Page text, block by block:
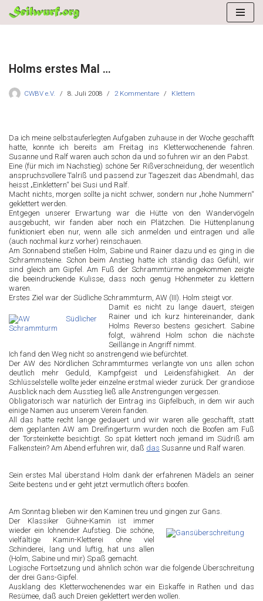
Holms erstes Mal …
CWBV e.V. 8. Juli 2008 2 Kommentare Klettern
Da ich meine selbstauferlegten Aufgaben zuhause in der Woche geschafft
hatte, konnte ich bereits am Freitag ins Kletterwochenende fahren.
Susanne und Ralf waren auch schon da und so fuhren wir an den Pabst.
Eine (für mich im Nachstieg) schöne 5er Rißverschneidung, der wesentlich
anspruchsvollere Talriß und passend zur Tageszeit das Abendmahl, das
heisst „Einklettern“ bei Susi und Ralf.
Macht nichts, morgen sollte ja nicht schwer, sondern nur „hohe Nummern“
geklettert werden.
Entgegen unserer Erwartung war die Hütte von den Wandervögeln
ausgebucht, wir fanden aber noch ein Plätzchen. Die Hüttenplanung
funktioniert eben nur, wenn alle sich anmelden und eintragen und alle
(auch nochmal kurz vorher) reinschauen.
Am Sonnabend stießen Holm, Sabine und Rainer dazu und es ging in die
Schrammsteine. Schon beim Anstieg hatte ich ständig das Gefühl, wir
sind gleich am Gipfel. Am Fuß der Schrammtürme angekommen zeigte
die beeindruckende Kulisse, dass noch genug Höhenmeter zu klettern
waren.
Erstes Ziel war der Südliche Schrammturm, AW (III). Holm steigt vor.
Damit es nicht zu lange dauert, steigen
Rainer und ich kurz hintereinander, dank
Holms Reverso bestens gesichert. Sabine
folgt, während Holm schon die nächste
Seillänge in Angriff nimmt.
Ich fand den Weg nicht so anstrengend wie befürchtet.
Der AW des Nördlichen Schrammturmes verlangte von uns allen schon
deutlich mehr Geduld, Kampfgeist und Leidensfähigkeit. An der
Schlüsselstelle wollte jeder einzelne erstmal wieder zurück. Der grandiose
Ausblick nach dem Ausstieg ließ alle Anstrengungen vergessen.
Obligatorisch war natürlich der Eintrag ins Gipfelbuch, in dem wir auch
einige Namen aus unserem Verein fanden.
All das hatte recht lange gedauert und wir waren alle geschafft, statt
dem geplanten AW am Dreifingerturm wurden noch die Boofen am Fuß
der Torsteinkette besichtigt. So spät klettert noch jemand im Südriß am
Falkenstein? Am Abend erfuhren wir, daß das Susanne und Ralf waren.
Sein erstes Mal überstand Holm dank der erfahrenen Mädels an seiner
Seite bestens und er geht jetzt vermutlich öfters boofen.
Am Sonntag blieben wir den Kaminen treu und gingen zur Gans.
Der Klassiker Gühne-Kamin ist immer
wieder ein lohnender Aufstieg. Die schöne,
vielfältige Kamin-Kletterei ohne viel
Schinderei, lang und luftig, hat uns allen
(Holm, Sabine und mir) Spaß gemacht.
Logische Fortsetzung und ähnlich schön war die folgende Überschreitung
der drei Gans-Gipfel.
Ausklang des Kletterwochenendes war ein Eiskaffe in Rathen und das
Resümee, daß auch Dreien geklettert werden wollen.